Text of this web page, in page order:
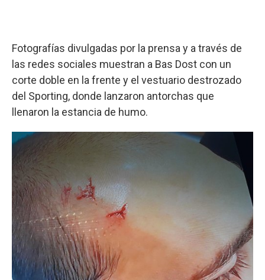
Fotografías divulgadas por la prensa y a través de
las redes sociales muestran a Bas Dost con un
corte doble en la frente y el vestuario destrozado
del Sporting, donde lanzaron antorchas que
llenaron la estancia de humo.